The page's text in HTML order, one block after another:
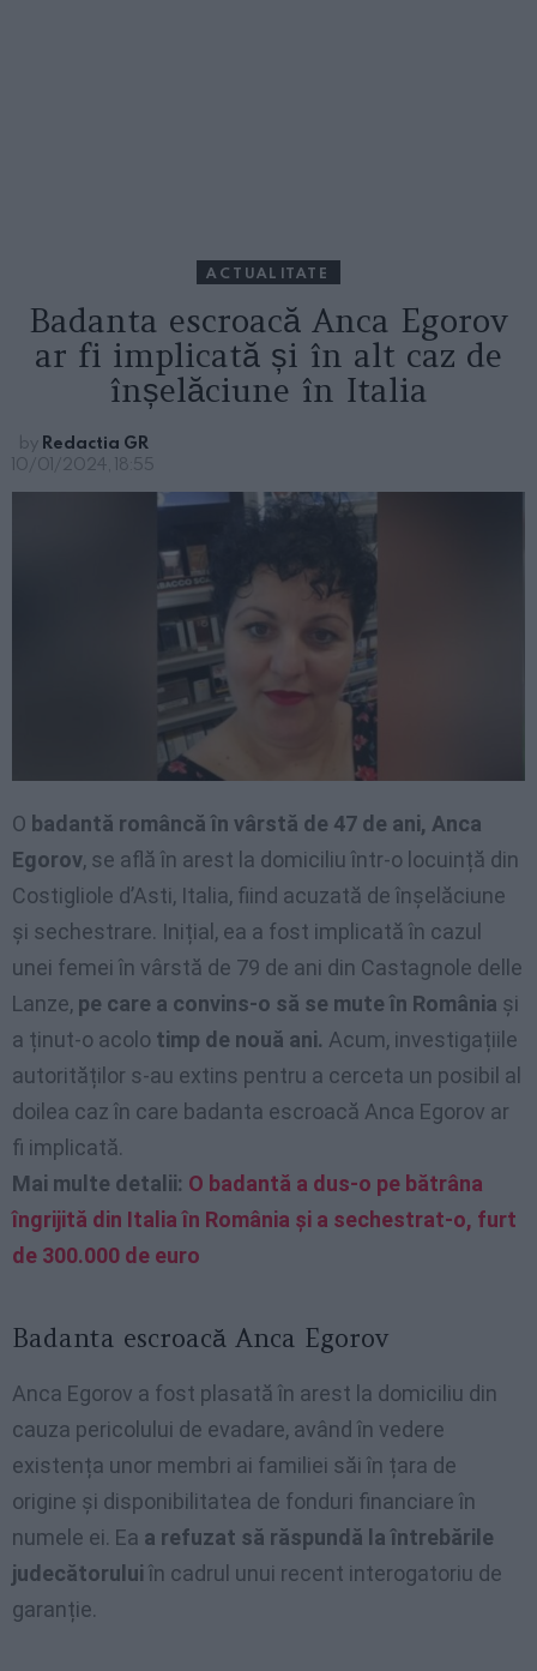
ACTUALITATE
Badanta escroacă Anca Egorov
ar fi implicată și în alt caz de
înșelăciune în Italia
by Redactia GR
10/01/2024, 18:55
O badantă româncă în vârstă de 47 de ani, Anca
Egorov, se află în arest la domiciliu într-o locuință din
Costigliole d’Asti, Italia, fiind acuzată de înșelăciune
și sechestrare. Inițial, ea a fost implicată în cazul
unei femei în vârstă de 79 de ani din Castagnole delle
Lanze, pe care a convins-o să se mute în România și
a ținut-o acolo timp de nouă ani. Acum, investigațiile
autorităților s-au extins pentru a cerceta un posibil al
doilea caz în care badanta escroacă Anca Egorov ar
fi implicată.
Mai multe detalii: O badantă a dus-o pe bătrâna
îngrijită din Italia în România și a sechestrat-o, furt
de 300.000 de euro
Badanta escroacă Anca Egorov
Anca Egorov a fost plasată în arest la domiciliu din
cauza pericolului de evadare, având în vedere
existența unor membri ai familiei săi în țara de
origine și disponibilitatea de fonduri financiare în
numele ei. Ea a refuzat să răspundă la întrebările
judecătorului în cadrul unui recent interogatoriu de
garanție.